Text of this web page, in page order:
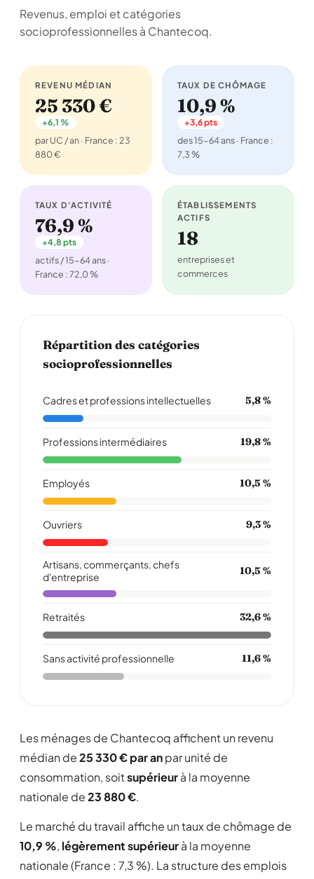
Revenus, emploi et catégories
socioprofessionnelles à Chantecoq.
REVENU MÉDIAN
25 330 €
+6,1 %
par UC / an · France : 23
880 €
TAUX DE CHÔMAGE
10,9 %
+3,6 pts
des 15-64 ans · France :
7,3 %
TAUX D'ACTIVITÉ
76,9 %
+4,8 pts
actifs / 15-64 ans ·
France : 72,0 %
ÉTABLISSEMENTS
ACTIFS
18
entreprises et
commerces
Répartition des catégories
socioprofessionnelles
Cadres et professions intellectuelles 5,8 %
Professions intermédiaires 19,8 %
Employés 10,5 %
Ouvriers 9,3 %
Artisans, commerçants, chefs
d'entreprise
10,5 %
Retraités 32,6 %
Sans activité professionnelle 11,6 %
Les ménages de Chantecoq affichent un revenu
médian de25 330 € par anpar unité de
consommation, soitsupérieurà la moyenne
nationale de23 880 €.
Le marché du travail affiche un taux de chômage de
10,9 %, légèrement supérieurà la moyenne
nationale (France : 7,3 %). La structure des emplois